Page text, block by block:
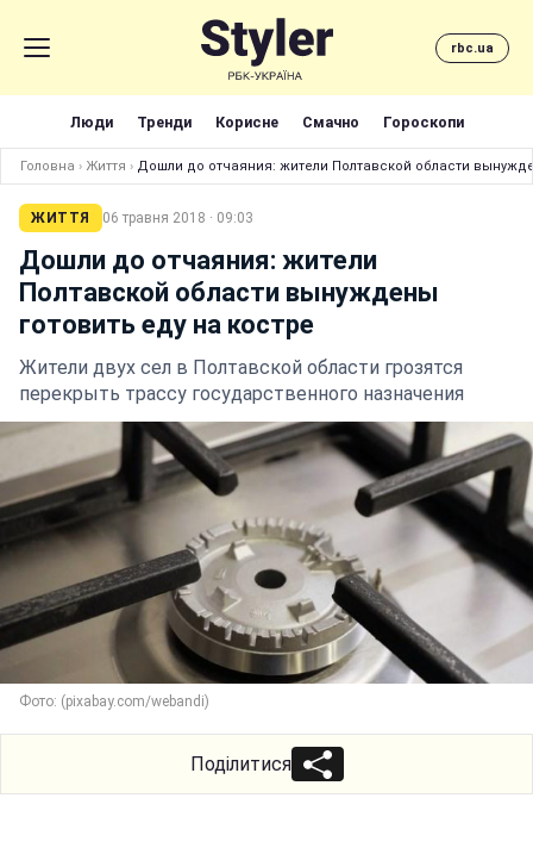
rbc.ua
Люди Тренди Корисне Смачно Гороскопи
Головна › Життя › Дошли до отчаяния: жители Полтавской области
ЖИТТЯ 06 травня 2018 · 09:03
Дошли до отчаяния: жители
Полтавской области вынуждены
готовить еду на костре
Жители двух сел в Полтавской области грозятся
перекрыть трассу государственного назначения
Фото: (pixabay.com/webandi)
Поділитися